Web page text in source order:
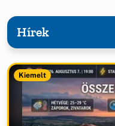
Hírek
Kiemelt